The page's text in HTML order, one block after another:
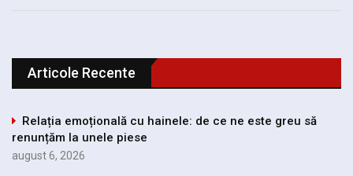
Articole Recente
Relația emoțională cu hainele: de ce ne este greu să
renunțăm la unele piese
august 6, 2026